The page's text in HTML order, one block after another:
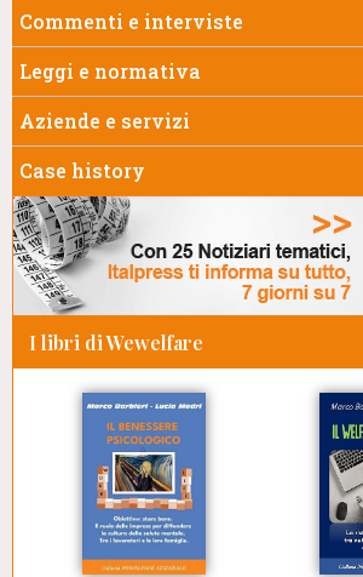
Commenti e interviste
Leggi e normativa
Aziende e servizi
Case history
I libri di Wewelfare